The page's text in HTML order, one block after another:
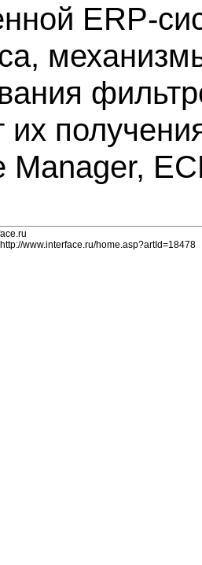
ERP-
их
Manager,
www.interface.ru/home.asp?artId=18478